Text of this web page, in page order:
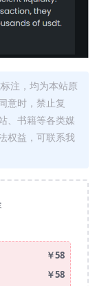
注，均为本站原
意时，禁止复
、书籍等各类媒
权益，可联系我
￥58
￥58